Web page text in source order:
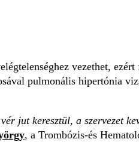
vezethet,
pulmonális hipertónia
jut keresztül, a szervezet
, a Trombózis-és